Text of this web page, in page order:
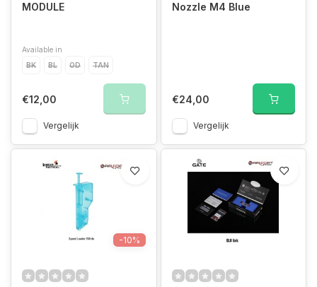
MODULE
Available in
BK
BL OD TAN
€12,00
Vergelijk
Nozzle M4 Blue
€24,00
Vergelijk
-10%